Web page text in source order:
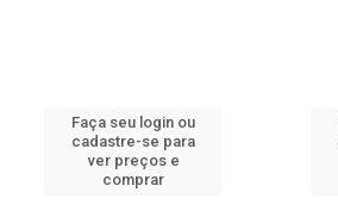
Faça seu login ou
cadastre-se para
ver preços e
comprar